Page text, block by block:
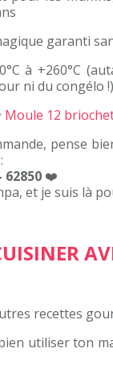
garanti
à +260°C
ni du congélo !)
Moule 12
pense
62850 ❤️
et je suis là
recettes
utiliser ton